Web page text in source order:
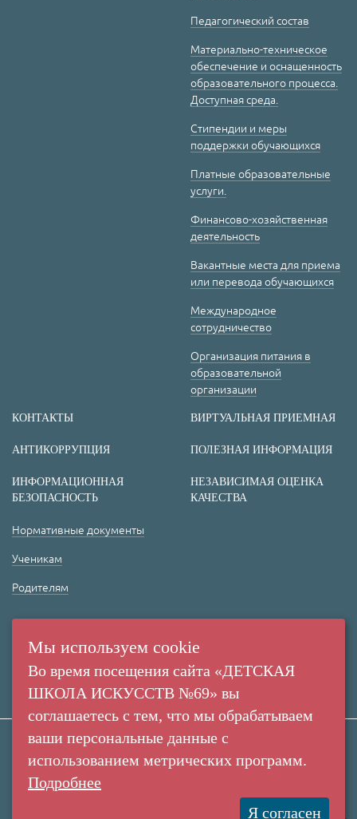
Педагогический состав
Материально-техническое
обеспечение и оснащенность
образовательного процесса.
Доступная среда.
Стипендии и меры
поддержки обучающихся
Платные образовательные
услуги.
Финансово-хозяйственная
деятельность
Вакантные места для приема
или перевода обучающихся
Международное
сотрудничество
Организация питания в
образовательной
организации
КОНТАКТЫ ВИРТУАЛЬНАЯ ПРИЕМНАЯ
АНТИКОРРУПЦИЯ ПОЛЕЗНАЯ ИНФОРМАЦИЯ
ИНФОРМАЦИОННАЯ
БЕЗОПАСНОСТЬ
Нормативные документы
Ученикам
Родителям
НЕЗАВИСИМАЯ ОЦЕНКА
КАЧЕСТВА
(+7 38 42) 53 67 22
«Пятое измерение»
Все права защищены. Использование
МАУДО "Детская Школа Искусств №69" ©
Мы используем cookie
Во время посещения сайта «ДЕТСКАЯ
ШКОЛА ИСКУССТВ №69» вы
соглашаетесь с тем, что мы обрабатываем
ваши персональные данные с
использованием метрических программ.
Подробнее
Я согласен